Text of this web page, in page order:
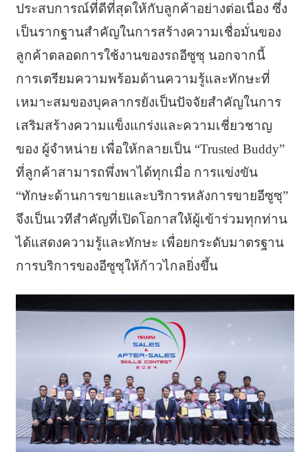
ประสบการณ์ที่ดีที่สุดให้กับลูกค้าอย่างต่อเนื่อง ซึ่ง
เป็นรากฐานสำคัญในการสร้างความเชื่อมั่นของ
ลูกค้าตลอดการใช้งานของรถอีซูซุ นอกจากนี้
การเตรียมความพร้อมด้านความรู้และทักษะที่
เหมาะสมของบุคลากรยังเป็นปัจจัยสำคัญในการ
เสริมสร้างความแข็งแกร่งและความเชี่ยวชาญ
ของ ผู้จำหน่าย เพื่อให้กลายเป็น “Trusted Buddy”
ที่ลูกค้าสามารถพึ่งพาได้ทุกเมื่อ การแข่งขัน
“ทักษะด้านการขายและบริการหลังการขายอีซูซุ”
จึงเป็นเวทีสำคัญที่เปิดโอกาสให้ผู้เข้าร่วมทุกท่าน
ได้แสดงความรู้และทักษะ เพื่อยกระดับมาตรฐาน
การบริการของอีซูซุให้ก้าวไกลยิ่งขึ้น